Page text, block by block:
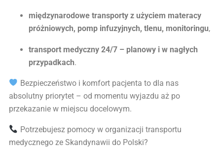
międzynarodowe transporty z użyciem materacy
próżniowych, pomp infuzyjnych, tlenu, monitoringu,
transport medyczny 24/7 – planowy i w nagłych
przypadkach.
Bezpieczeństwo i komfort pacjenta to dla nas
absolutny priorytet – od momentu wyjazdu aż po
przekazanie w miejscu docelowym.
Potrzebujesz pomocy w organizacji transportu
medycznego ze Skandynawii do Polski?